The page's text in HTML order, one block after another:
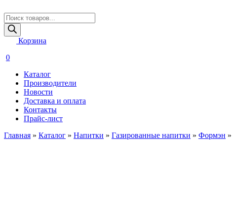
Поиск
товаров
Корзина
0
Каталог
Производители
Новости
Доставка и оплата
Контакты
Прайс-лист
Главная » Каталог » Напитки » Газированные напитки » Формэн »